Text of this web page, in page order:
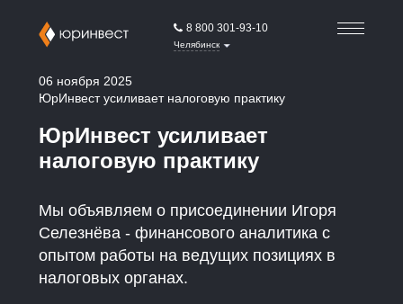
8 800 301-93-10
Челябинск
06 ноября 2025
ЮрИнвест усиливает налоговую практику
ЮрИнвест усиливает
налоговую практику
Мы объявляем о присоединении Игоря
Селезнёва - финансового аналитика с
опытом работы на ведущих позициях в
налоговых органах.